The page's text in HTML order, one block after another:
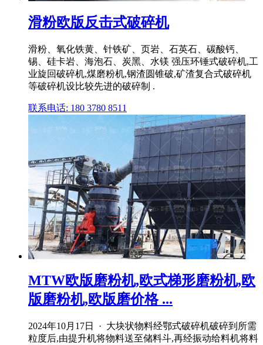
滑粉欧版反击式破碎机
滑粉、氧化铁黄、针铁矿、页岩、石英石、碳酸钙、
锡、硅卡岩、海泡石、炭黑、水镁 强压环锤式破碎机,工
业旋回破碎机,煤磨粉机,钢渣圆锥破,矿渣复合式破碎机
等破碎机设比较先进的破碎制 .
联系电话: 180 3780 8511
MTW欧版磨粉机,欧式梯形磨粉机,欧
版磨粉机,欧版磨价格 ...
2024年10月17日 · 大块状物料经鄂式破碎机破碎到所需
粒度后,由提升机将物料送至储料斗,再经振动给料机将料